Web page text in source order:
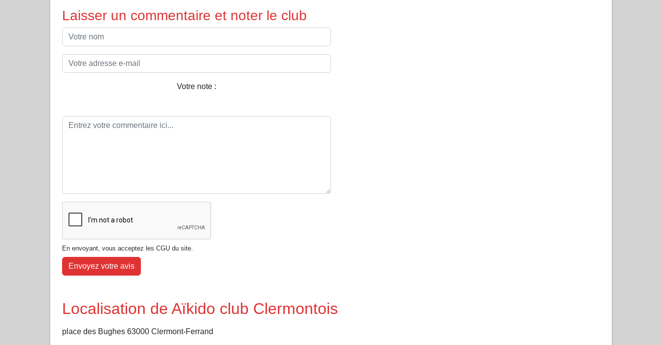
Laisser un commentaire et noter le club
Votre note :
En envoyant, vous acceptez les CGU du site.
Envoyez votre avis
Localisation de Aïkido club Clermontois
place des Bughes 63000 Clermont-Ferrand